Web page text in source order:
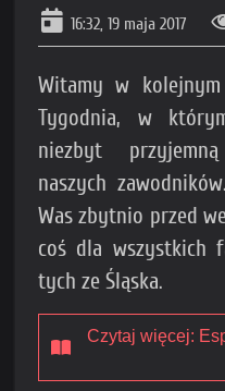
16:32, 19 maja 2017
Witamy w kolejnym
Tygodnia, w
niezbyt
naszych
Was zbytnio przed
coś dla wszystkich
tych ze Śląska.
Czytaj więcej: